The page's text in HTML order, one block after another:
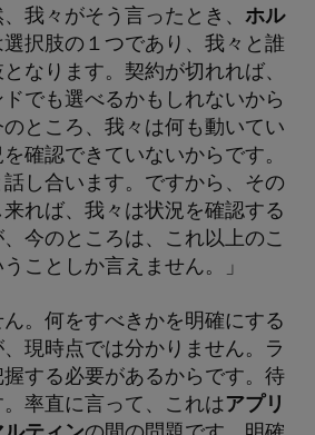
我々がそう言ったとき、 ホル
選択肢の１つであり、我々と誰
なります。契約が切れれば、
でも選べるかもしれないから
ところ、我々は何も動いてい
確認できていないからです。
し合います。ですから、その
れば、我々は状況を確認する
今のところは、これ以上のこ
ことしか言えません。」
ん。何をすべきかを明確にする
現時点では分かりません。ラ
する必要があるからです。待
率直に言って、これはアプリ